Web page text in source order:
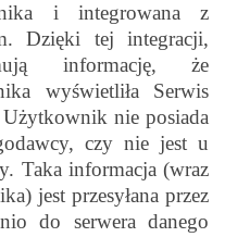
i integrowana z
Dzięki tej integracji,
informację, że
wyświetliła Serwis
nie posiada
czy nie jest u
Taka informacja (wraz
jest przesyłana przez
do serwera danego